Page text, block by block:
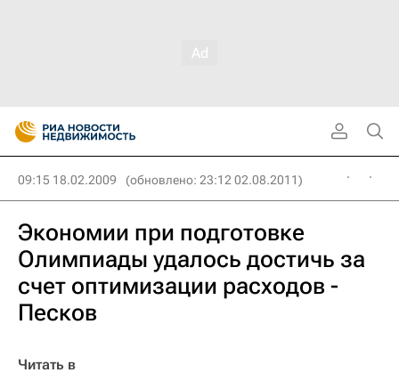
09:15 18.02.2009 (обновлено: 23:12 02.08.2011)
Экономии при подготовке
Олимпиады удалось достичь за
счет оптимизации расходов -
Песков
Читать в